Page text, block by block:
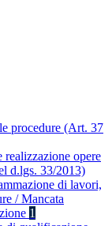
procedure (Art. 37
realizzazione opere
d.lgs. 33/2013)
di lavori,
/ Mancata
1